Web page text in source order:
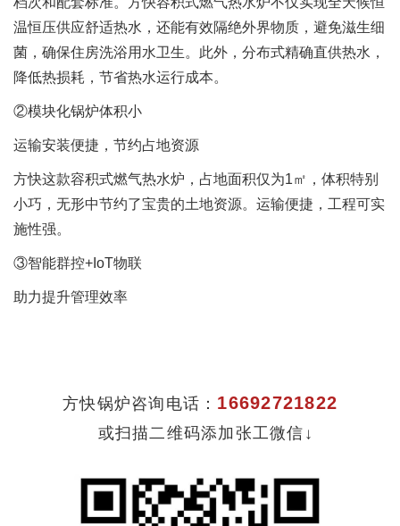
温恒压供应舒适热水，还能有效隔绝外界物质，避免滋生细
菌，确保住房洗浴用水卫生。此外，分布式精确直供热水，
降低热损耗，节省热水运行成本。
②模块化锅炉体积小
运输安装便捷，节约占地资源
方快这款容积式燃气热水炉，占地面积仅为1㎡，体积特别
小巧，无形中节约了宝贵的土地资源。运输便捷，工程可实
施性强。
③智能群控+IoT物联
助力提升管理效率
方快锅炉咨询电话： 16692721822
或扫描二维码添加张工微信↓